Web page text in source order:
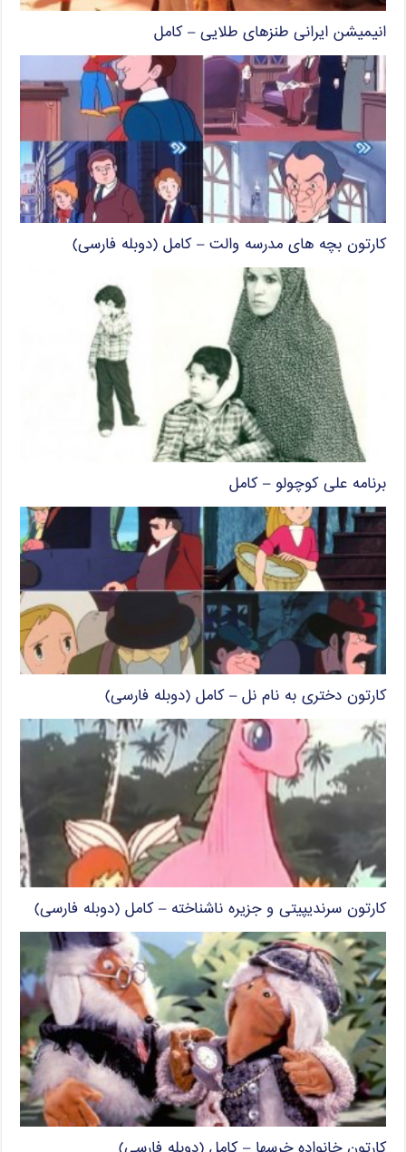
انیمیشن ایرانی طنزهای طلایی – کامل
کارتون بچه های مدرسه والت – کامل (دوبله فارسی)
برنامه علی کوچولو – کامل
کارتون دختری به نام نل – کامل (دوبله فارسی)
کارتون سرندیپیتی و جزیره ناشناخته – کامل (دوبله فارسی)